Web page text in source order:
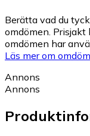
Berätta vad du
omdömen. Prisjakt
omdömen har
Läs mer om
Annons
Annons